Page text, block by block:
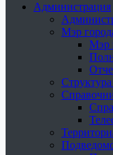
Администрация
Мэр
Мэр